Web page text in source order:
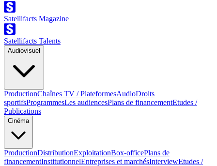
Satellifacts Magazine
Satellifacts Talents
Audiovisuel
ProductionChaînes TV / PlateformesAudioDroits
sportifsProgrammesLes audiencesPlans de financementEtudes /
Publications
Cinéma
ProductionDistributionExploitationBox-officePlans de
financementInstitutionnelEntreprises et marchésInterviewEtudes /